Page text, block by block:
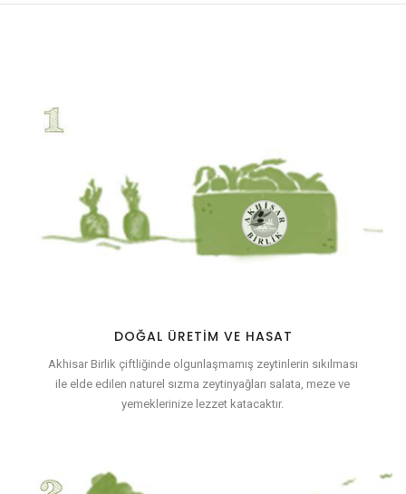
DOĞAL ÜRETIM VE HASAT
Akhisar Birlik çiftliğinde olgunlaşmamış zeytinlerin sıkılması
ile elde edilen naturel sızma zeytinyağları salata, meze ve
yemeklerinize lezzet katacaktır.